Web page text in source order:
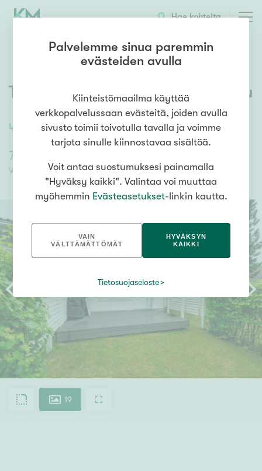
Hae kohteita
40 2h, k, kph, s, terassi
Taskilantie 27,Raja-Taskila Oulu
73 000,00 €
Velaton hinta Myyntihinta
19
Palvelemme sinua paremmin
evästeiden avulla
Kiinteistömaailma käyttää
verkkopalvelussaan evästeitä, joiden avulla
sivusto toimii toivotulla tavalla ja voimme
tarjota sinulle kiinnostavaa sisältöä.
Voit antaa suostumuksesi painamalla
"Hyväksy kaikki". Valintaa voi muuttaa
myöhemmin Evästeasetukset-linkin kautta.
VAIN
VÄLTTÄMÄTTÖMÄT
HYVÄKSYN
KAIKKI
Tietosuojaseloste